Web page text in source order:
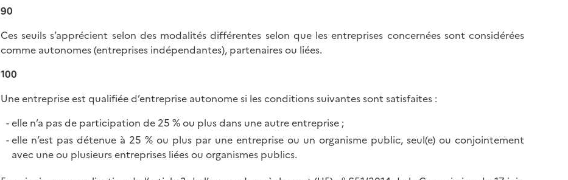
90
Ces seuils s’apprécient selon des modalités différentes selon que les entreprises concernées sont considérées
comme autonomes (entreprises indépendantes), partenaires ou liées.
100
Une entreprise est qualifiée d’entreprise autonome si les conditions suivantes sont satisfaites :
elle n’a pas de participation de 25 % ou plus dans une autre entreprise ;
elle n’est pas détenue à 25 % ou plus par une entreprise ou un organisme public, seul(e) ou conjointement
avec une ou plusieurs entreprises liées ou organismes publics.